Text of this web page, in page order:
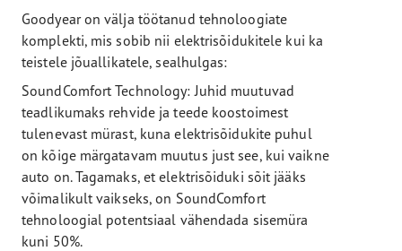
Goodyear on välja töötanud tehnoloogiate
komplekti, mis sobib nii elektrisõidukitele kui ka
teistele jõuallikatele, sealhulgas:
SoundComfort Technology: Juhid muutuvad
teadlikumaks rehvide ja teede koostoimest
tulenevast mürast, kuna elektrisõidukite puhul
on kõige märgatavam muutus just see, kui vaikne
auto on. Tagamaks, et elektrisõiduki sõit jääks
võimalikult vaikseks, on SoundComfort
tehnoloogial potentsiaal vähendada sisemüra
kuni 50%.